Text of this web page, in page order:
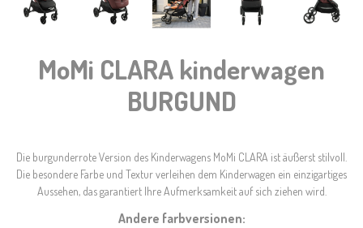
MoMi CLARA kinderwagen
BURGUND
Die burgunderrote Version des Kinderwagens MoMi CLARA ist äußerst stilvoll.
Die besondere Farbe und Textur verleihen dem Kinderwagen ein einzigartiges
Aussehen, das garantiert Ihre Aufmerksamkeit auf sich ziehen wird.
Andere farbversionen: